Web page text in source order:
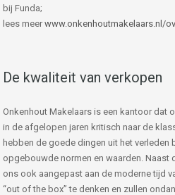
bij Funda;
lees meer www.onkenhoutmakelaars.nl/
De kwaliteit van verkopen
Onkenhout Makelaars is een kantoor dat
in de afgelopen jaren kritisch naar de
hebben de goede dingen uit het verleden
opgebouwde normen en waarden.
ons ook aangepast aan de moderne tijd
“out of the box” te denken en zullen